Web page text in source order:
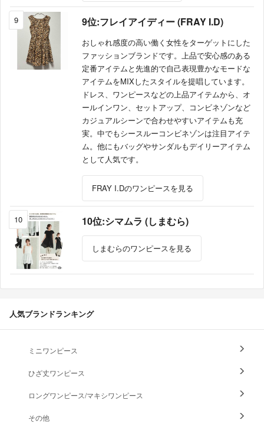
9 9位:フレイアイディー (FRAY I.D)
おしゃれ感度の高い働く女性をターゲットにした
ファッションブランドです。上品で安心感のある
定番アイテムと先進的で自己表現豊かなモードな
アイテムをMIXしたスタイルを提唱しています。
ドレス、ワンピースなどの上品アイテムから、オ
ールインワン、セットアップ、コンビネゾンなど
カジュアルシーンで合わせやすいアイテムも充
実。中でもシースルーコンビネゾンは注目アイテ
ム。他にもバッグやサンダルもデイリーアイテム
として人気です。
FRAY I.Dのワンピースを見る
10 10位:シマムラ (しまむら)
しまむらのワンピースを見る
人気ブランドランキング
ミニワンピース
ひざ丈ワンピース
ロングワンピース/マキシワンピース
その他